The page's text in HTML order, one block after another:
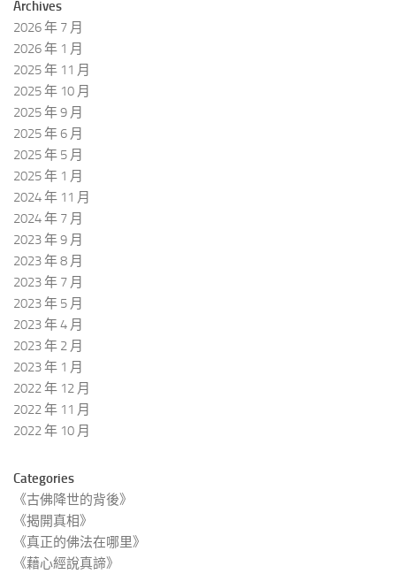
Archives
2026 年 7 月
2026 年 1 月
2025 年 11 月
2025 年 10 月
2025 年 9 月
2025 年 6 月
2025 年 5 月
2025 年 1 月
2024 年 11 月
2024 年 7 月
2023 年 9 月
2023 年 8 月
2023 年 7 月
2023 年 5 月
2023 年 4 月
2023 年 2 月
2023 年 1 月
2022 年 12 月
2022 年 11 月
2022 年 10 月
Categories
《古佛降世的背後》
《揭開真相》
《真正的佛法在哪里》
《藉心經說真諦》